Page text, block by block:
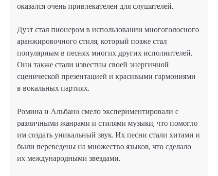
оказался очень привлекателен для слушателей.
Дуэт стал пионером в использовании многоголосного
аранжировочного стиля, который позже стал
популярным в песнях многих других исполнителей.
Они также стали известны своей энергичной
сценической презентацией и красивыми гармониями
в вокальных партиях.
Ромина и Альбано смело экспериментировали с
различными жанрами и стилями музыки, что помогло
им создать уникальный звук. Их песни стали хитами и
были переведены на множество языков, что сделало
их международными звездами.